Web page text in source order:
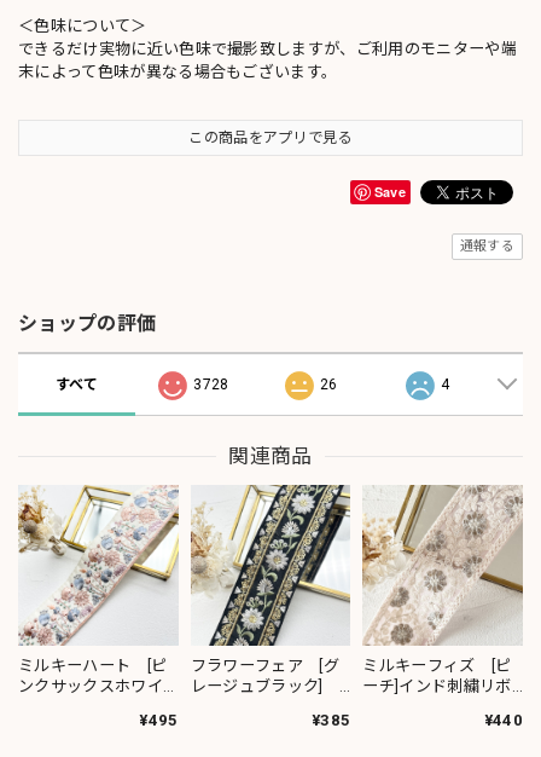
＜色味について＞
できるだけ実物に近い色味で撮影致しますが、ご利用のモニターや端
末によって色味が異なる場合もございます。
この商品をアプリで見る
Save
通報する
ショップの評価
すべて 3728 26 4
関連商品
ミルキーハート [ピ
ンクサックスホワイ
¥495
フラワーフェア [グ
レージュブラック]
¥385
ミルキーフィズ [ピ
ーチ]インド刺繍リボ
¥440